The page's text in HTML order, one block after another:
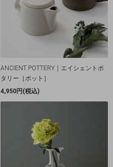
ANCIENT POTTERY｜エイシェントポ
タリー［ポット］
4,950円(税込)